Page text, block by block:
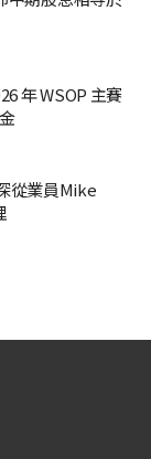
年 WSOP 主賽
從業員Mike